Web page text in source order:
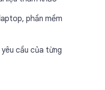
phần mềm
cầu của từng